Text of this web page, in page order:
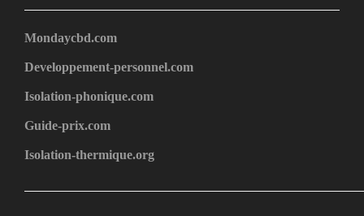
Mondaycbd.com
Developpement-personnel.com
Isolation-phonique.com
Guide-prix.com
Isolation-thermique.org